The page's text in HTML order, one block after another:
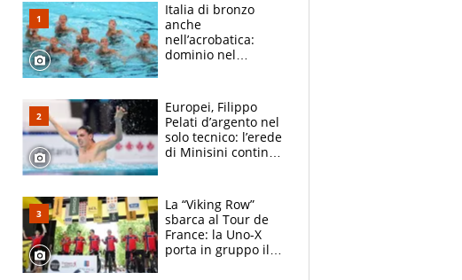
Italia di bronzo
anche
nell’acrobatica:
dominio nel
e compagni
continuare
Europei, Filippo
Pelati d’argento nel
solo tecnico: l’erede
di Minisini continua
mirino
La “Viking Row”
sbarca al Tour de
France: la Uno-X
porta in gruppo il